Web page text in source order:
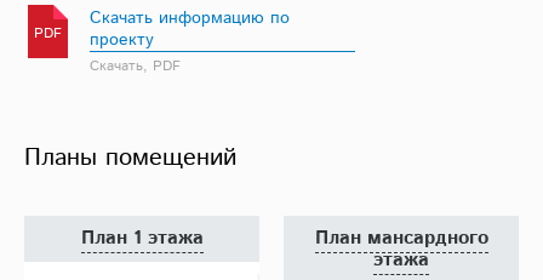
PDF
Скачать информацию по
проекту
Скачать, PDF
Планы помещений
План 1 этажа План мансардного
этажа